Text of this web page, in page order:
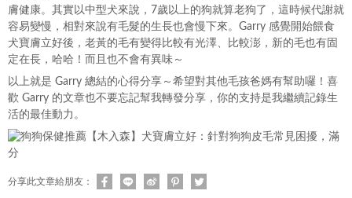
膚健康。其實以中型犬來說，7歲以上的狗就算老狗了，這時候代謝就
容易變慢，相對來說有毛髮的生長也會慢下來。Garry 感覺開始餵食
犬寶膚立好後，老黃的毛有變得比較有光澤、比較澎，新的毛也有固
定在長，哈哈！而且也不會有異味～
以上就是 Garry 總結的心得分享～希望對其他毛孩爸媽有幫助囉！喜
歡 Garry 的文章也不要忘記幫我轉發分享，你的支持是我繼續記錄生
活的最佳動力。
分享此文章給朋友：